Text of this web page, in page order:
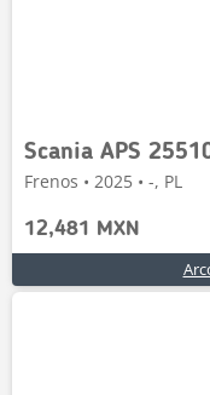
Scania APS
Frenos • 2025 • -, PL
12,481 MXN